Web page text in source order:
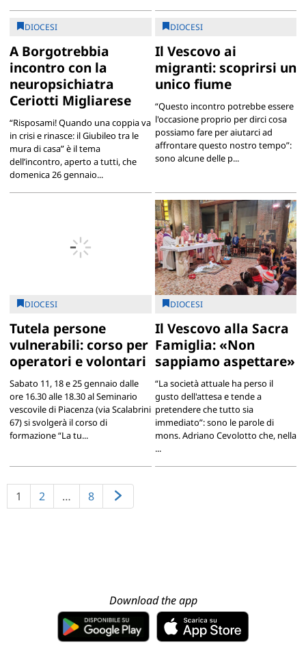
DIOCESI
A Borgotrebbia
incontro con la
neuropsichiatra
Ceriotti Migliarese
“Risposami! Quando una coppia va
in crisi e rinasce: il Giubileo tra le
mura di casa” è il tema
dell’incontro, aperto a tutti, che
domenica 26 gennaio...
DIOCESI
Il Vescovo ai
migranti: scoprirsi un
unico fiume
“Questo incontro potrebbe essere
l'occasione proprio per dirci cosa
possiamo fare per aiutarci ad
affrontare questo nostro tempo”:
sono alcune delle p...
DIOCESI
Tutela persone
vulnerabili: corso per
operatori e volontari
Sabato 11, 18 e 25 gennaio dalle
ore 16.30 alle 18.30 al Seminario
vescovile di Piacenza (via Scalabrini
67) si svolgerà il corso di
formazione “La tu...
DIOCESI
Il Vescovo alla Sacra
Famiglia: «Non
sappiamo aspettare»
“La società attuale ha perso il
gusto dell'attesa e tende a
pretendere che tutto sia
immediato”: sono le parole di
mons. Adriano Cevolotto che, nella
...
1 2 … 8
Download the app